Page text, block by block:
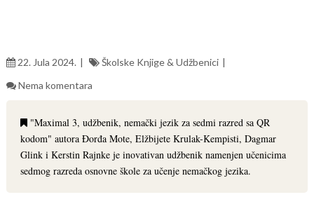
22. Jula 2024.
Školske Knjige & Udžbenici
Nema komentara
"Maximal 3, udžbenik, nemački jezik za sedmi razred sa QR
kodom" autora Đorđa Mote, Elžbijete Krulak-Kempisti, Dagmar
Glink i Kerstin Rajnke je inovativan udžbenik namenjen učenicima
sedmog razreda osnovne škole za učenje nemačkog jezika.